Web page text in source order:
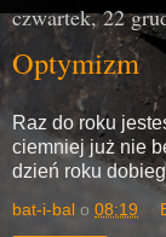
czwartek, 22
Optymizm
Raz do roku
ciemniej już nie
dzień roku
bat-i-bal o 08:19